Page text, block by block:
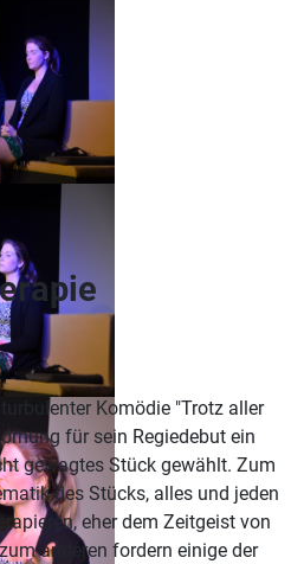
Komödie "Trotz aller
für sein Regiedebut ein
gewagtes Stück gewählt. Zum
des Stücks, alles und jeden
eher dem Zeitgeist von
anderen fordern einige der